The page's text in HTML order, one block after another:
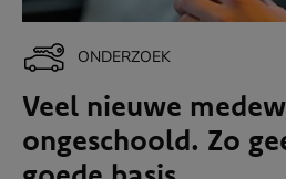
ONDERZOEK
Veel nieuwe
ongeschoold. Zo